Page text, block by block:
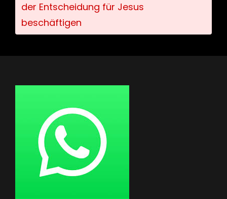
der Entscheidung für Jesus
beschäftigen